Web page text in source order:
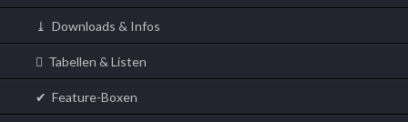
Downloads & Infos
Tabellen & Listen
Feature-Boxen